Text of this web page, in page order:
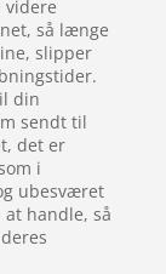
videre
så længe
slipper
din
sendt til
det er
i
ubesværet
handle, så